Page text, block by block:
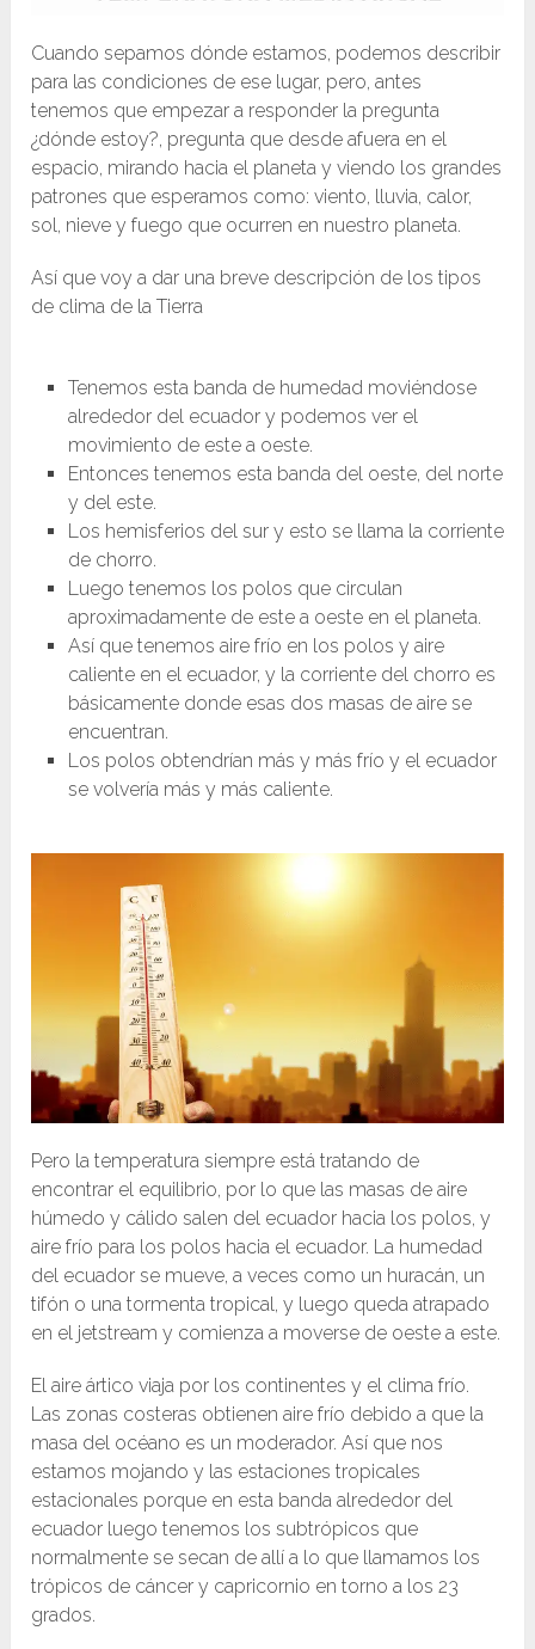
Cuando sepamos dónde estamos, podemos describir
para las condiciones de ese lugar, pero, antes
tenemos que empezar a responder la pregunta
¿dónde estoy?, pregunta que desde afuera en el
espacio, mirando hacia el planeta y viendo los grandes
patrones que esperamos como: viento, lluvia, calor,
sol, nieve y fuego que ocurren en nuestro planeta.
Así que voy a dar una breve descripción de los tipos
de clima de la Tierra
Tenemos esta banda de humedad moviéndose
alrededor del ecuador y podemos ver el
movimiento de este a oeste.
Entonces tenemos esta banda del oeste, del norte
y del este.
Los hemisferios del sur y esto se llama la corriente
de chorro.
Luego tenemos los polos que circulan
aproximadamente de este a oeste en el planeta.
Así que tenemos aire frío en los polos y aire
caliente en el ecuador, y la corriente del chorro es
básicamente donde esas dos masas de aire se
encuentran.
Los polos obtendrían más y más frío y el ecuador
se volvería más y más caliente.
Pero la temperatura siempre está tratando de
encontrar el equilibrio, por lo que las masas de aire
húmedo y cálido salen del ecuador hacia los polos, y
aire frío para los polos hacia el ecuador. La humedad
del ecuador se mueve, a veces como un huracán, un
tifón o una tormenta tropical, y luego queda atrapado
en el jetstream y comienza a moverse de oeste a este.
El aire ártico viaja por los continentes y el clima frío.
Las zonas costeras obtienen aire frío debido a que la
masa del océano es un moderador. Así que nos
estamos mojando y las estaciones tropicales
estacionales porque en esta banda alrededor del
ecuador luego tenemos los subtrópicos que
normalmente se secan de allí a lo que llamamos los
trópicos de cáncer y capricornio en torno a los 23
grados.